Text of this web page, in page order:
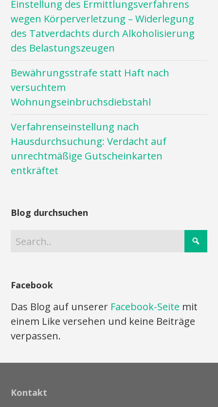
Einstellung des Ermittlungsverfahrens
wegen Körperverletzung – Widerlegung
des Tatverdachts durch Alkoholisierung
des Belastungszeugen
Bewährungsstrafe statt Haft nach
versuchtem
Wohnungseinbruchsdiebstahl
Verfahrenseinstellung nach
Hausdurchsuchung: Verdacht auf
unrechtmäßige Gutscheinkarten
entkräftet
Blog durchsuchen
Facebook
Das Blog auf unserer Facebook-Seite mit
einem Like versehen und keine Beiträge
verpassen.
Kontakt